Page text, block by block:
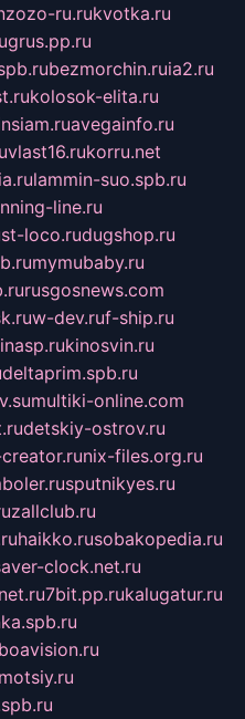
ru.rukvotka.ru
bezmorchin.ruia2.ru
kolosok-elita.ru
avegainfo.ru
vlast16.rukorru.net
lammin-suo.spb.ru
line.ru
loco.rudugshop.ru
mymubaby.ru
rusgosnews.com
w-dev.ruf-ship.ru
kinosvin.ru
deltaprim.spb.ru
multiki-online.com
detskiy-ostrov.ru
nix-files.org.ru
sputnikyes.ru
zallclub.ru
haikko.rusobakopedia.ru
clock.net.ru
7bit.pp.rukalugatur.ru